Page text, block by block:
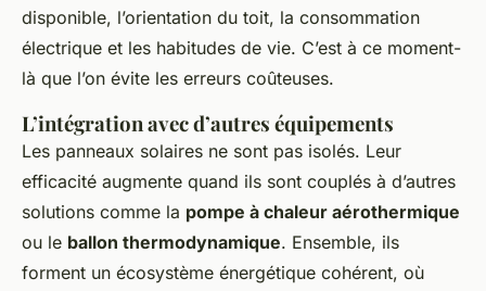
disponible, l’orientation du toit, la consommation
électrique et les habitudes de vie. C’est à ce moment-
là que l’on évite les erreurs coûteuses.
L’intégration avec d’autres équipements
Les panneaux solaires ne sont pas isolés. Leur
efficacité augmente quand ils sont couplés à d’autres
solutions comme la pompe à chaleur aérothermique
ou le ballon thermodynamique. Ensemble, ils
forment un écosystème énergétique cohérent, où